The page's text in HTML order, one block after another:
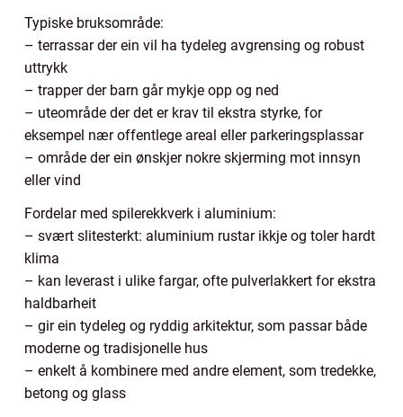
Typiske bruksområde:
– terrassar der ein vil ha tydeleg avgrensing og robust
uttrykk
– trapper der barn går mykje opp og ned
– uteområde der det er krav til ekstra styrke, for
eksempel nær offentlege areal eller parkeringsplassar
– område der ein ønskjer nokre skjerming mot innsyn
eller vind
Fordelar med spilerekkverk i aluminium:
– svært slitesterkt: aluminium rustar ikkje og toler hardt
klima
– kan leverast i ulike fargar, ofte pulverlakkert for ekstra
haldbarheit
– gir ein tydeleg og ryddig arkitektur, som passar både
moderne og tradisjonelle hus
– enkelt å kombinere med andre element, som tredekke,
betong og glass